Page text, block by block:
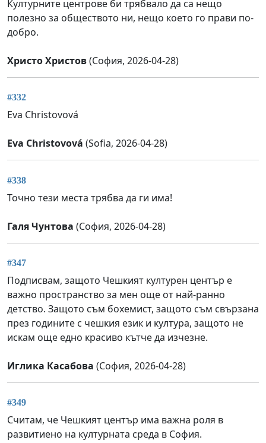
Културните центрове би трябвало да са нещо
полезно за обществото ни, нещо което го прави по-
добро.
Христо Христов(София, 2026-04-28)
#332
Eva Christovová
Eva Christovová (Sofia, 2026-04-28)
#338
Точно тези места трябва да ги има!
Галя Чунтова (София, 2026-04-28)
#347
Подписвам, защото Чешкият културен център е
важно пространство за мен още от най-ранно
детство. Защото съм бохемист, защото съм свързана
през годините с чешкия език и култура, защото не
искам още едно красиво кътче да изчезне.
Иглика Касабова (София, 2026-04-28)
#349
Считам, че Чешкият център има важна роля в
развитиено на културната среда в София.